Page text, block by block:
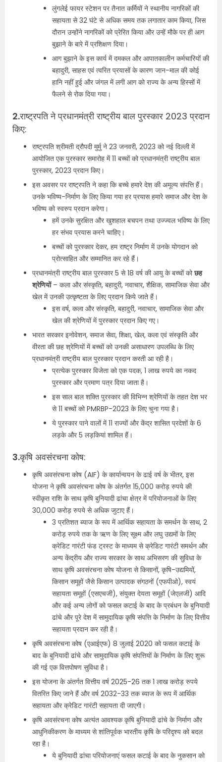
लुंगलेई फायर स्टेशन पर तैनात कर्मियों ने स्थानीय नागरिकों की
सहायता से 32 घंटे से अधिक समय तक लगातार काम किया, जिस
दौरान उन्होंने नागरिकों को प्रेरित किया और उन्‍हें मौके पर ही आग
बुझाने के बारे में प्रशिक्षण दिया।
आग बुझाने के इस कार्य में दमकल और आपातकालीन कर्मचारियों की
बहादुरी, साहस एवं त्वरित प्रयासों के कारण जान-माल की कोई
हानि नहीं हुई और जंगल में लगी आग को राज्य के अन्य हिस्सों में
फैलने से रोक दिया गया।
2.राष्ट्रपति ने प्रधानमंत्री राष्ट्रीय बाल पुरस्कार 2023 प्रदान
किए:
राष्ट्रपति श्रीमती द्रौपदी मुर्मु ने 23 जनवरी, 2023 को नई दिल्ली में
आयोजित एक पुरस्कार समारोह में 11 बच्चों को प्रधानमंत्री राष्ट्रीय बाल
पुरस्कार, 2023 प्रदान किए।
इस अवसर पर राष्ट्रपति ने कहा कि बच्चे हमारे देश की अमूल्य संपत्ति हैं।
उनके भविष्य-निर्माण के लिए किया गया हर प्रयास हमारे समाज और देश के
भविष्य को स्वरुप प्रदान करेगा।
हमें उनके सुरक्षित और खुशहाल बचपन तथा उज्ज्वल भविष्य के लिए
हर संभव प्रयास करने चाहिए।
बच्चों को पुरस्कार देकर, हम राष्ट्र निर्माण में उनके योगदान को
प्रोत्साहित और सम्मानित कर रहे हैं।
प्रधानमंत्री राष्ट्रीय बाल पुरस्कार 5 से 18 वर्ष की आयु के बच्चों कोछह
श्रेणियों– कला और संस्कृति, बहादुरी, नवाचार, शैक्षिक, सामाजिक सेवा और
खेल में उनकी उत्कृष्टता के लिए प्रदान किये जाते हैं।
इस वर्ष, कला और संस्कृति, बहादुरी, नवाचार, सामाजिक सेवा और
खेल की श्रेणियों में पुरस्कार प्रदान किए गए।
भारत सरकार इनोवेशन, समाज सेवा, शिक्षा, खेल, कला एवं संस्कृति और
वीरता की छह श्रेणियों में बच्चों को उनकी असाधारण उपलब्धि के लिए
प्रधानमंत्री राष्ट्रीय बाल पुरस्कार प्रदान करती आ रही है।
प्रत्येक पुरस्कार विजेता को एक पदक, 1 लाख रुपये का नकद
पुरस्कार और प्रमाण पत्र दिया जाता है।
इस साल बाल शक्ति पुरस्कार की विभिन्न श्रेणियों के तहत देश भर
से 11 बच्चों को PMRBP-2023 के लिए चुना गया है।
ये पुरस्कार पाने वालों में 11 राज्यों और केंद्र शासित प्रदेशों के 6
लड़के और 5 लड़कियां शामिल हैं।
3.कृषि अवसंरचना कोष:
कृषि अवसंरचना कोष (AIF) के कार्यान्वयन के ढाई वर्ष के भीतर, इस
योजना ने कृषि अवसंरचना कोष के अंतर्गत 15,000 करोड़ रुपये की
स्वीकृत राशि के साथ कृषि बुनियादी ढांचा क्षेत्र में परियोजनाओं के लिए
30,000 करोड़ रुपये से अधिक जुटाए हैं।
3 प्रतिशत ब्याज के रूप में आर्थिक सहायता के समर्थन के साथ, 2
करोड़ रुपये तक के ऋण के लिए सूक्ष्म और लघु उद्यमों के लिए
क्रेडिट गारंटी फंड ट्रस्ट के माध्यम से क्रेडिट गारंटी समर्थन और
अन्य केंद्रीय और राज्य सरकार के साथ अभिसरण की सुविधा के
साथ कृषि अवसंरचना कोष योजना से किसानों, कृषि-उद्यमियों,
किसान समूहों जैसे किसान उत्पादक संगठनों (एफपीओ), स्वयं
सहायता समूहों (एसएचजी), संयुक्त देयता समूहों (जेएलजी) आदि
और कई अन्य लोगों को फसल कटाई के बाद के प्रबंधन के बुनियादी
ढांचे और पूरे देश में सामुदायिक कृषि संपत्ति के निर्माण के लिए वित्तीय
सहायता प्रदान कर रही है।
कृषि अवसंरचना कोष (एआईएफ) 8 जुलाई 2020 को फसल कटाई के
बाद के बुनियादी ढांचे और सामुदायिक कृषि संपत्तियों के निर्माण के लिए शुरू
की गई एक वित्तपोषण सुविधा है।
इस योजना के अंतर्गत वित्तीय वर्ष 2025-26 तक 1 लाख करोड़ रुपये
वितरित किए जाने हैं और वर्ष 2032-33 तक ब्याज के रूप में आर्थिक
सहायता और क्रेडिट गारंटी सहायता दी जाएगी।
कृषि अवसंरचना कोष अत्यंत आवश्यक कृषि बुनियादी ढांचे के निर्माण और
आधुनिकीकरण के माध्यम से शांतिपूर्वक भारतीय कृषि के परिदृश्य को बदल
रहा है।
ये बुनियादी ढांचा परियोजनाएं फसल कटाई के बाद के नुकसान को